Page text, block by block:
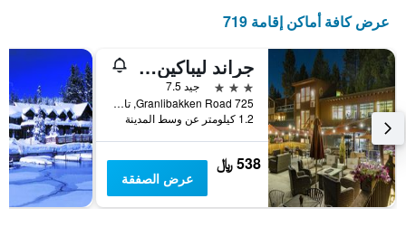
عرض كافة أماكن إقامة 719
جراند ليباكين تاهوي
3 نجوم
جيد 7.5
725 Granlibakken Road, تاهو ستي, CA, الولايات المتحدة الأميريكية
1.2 كيلومتر عن وسط المدينة
538 ﷼
عرض الصفقة